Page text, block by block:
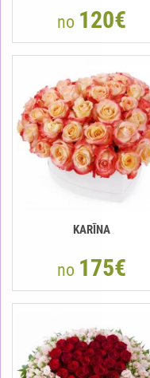
no 120€
KARĪNA
no 175€